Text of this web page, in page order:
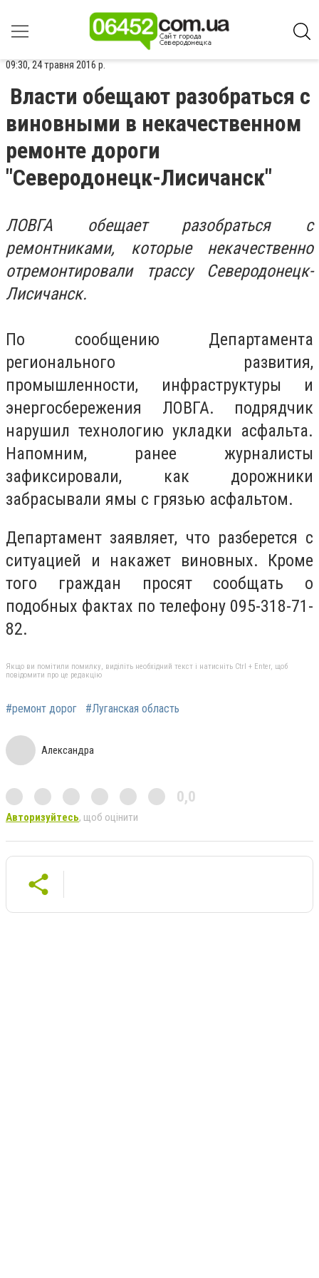
09:30, 24 травня 2016 р.
Власти обещают разобраться с
виновными в некачественном
ремонте дороги
"Северодонецк-Лисичанск"
ЛОВГА обещает разобраться с
ремонтниками, которые некачественно
отремонтировали трассу Северодонецк-
Лисичанск.
По сообщению Департамента
регионального развития,
промышленности, инфраструктуры и
энергосбережения ЛОВГА. подрядчик
нарушил технологию укладки асфальта.
Напомним, ранее журналисты
зафиксировали, как дорожники
забрасывали ямы с грязью асфальтом.
Департамент заявляет, что разберется с
ситуацией и накажет виновных. Кроме
того граждан просят сообщать о
подобных фактах по телефону 095-318-71-
82.
Якщо ви помітили помилку, виділіть необхідний текст і натисніть Ctrl + Enter, щоб
повідомити про це редакцію
#ремонт дорог #Луганская область
Александра
0,0
Авторизуйтесь, щоб оцінити